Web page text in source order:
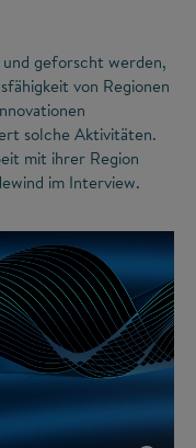
geforscht werden,
von Regionen
solche Aktivitäten.
mit ihrer Region
im Interview.